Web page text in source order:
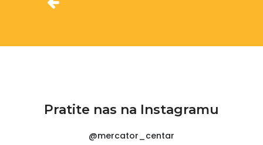
Pratite nas na Instagramu
@mercator_centar